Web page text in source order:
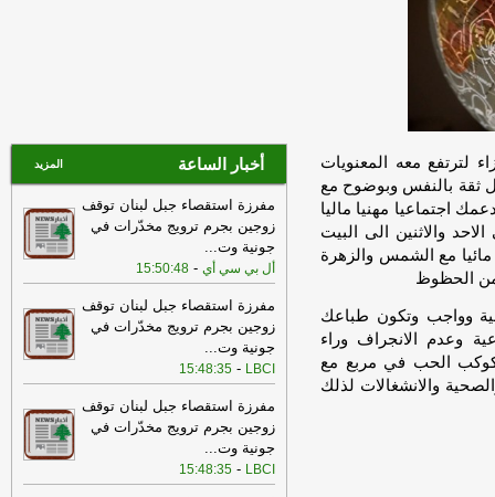
لترتفع معه المعنويات
ثقة بالنفس وبوضوح مع
اجتماعيا مهنيا ماليا
والاثنين الى البيت
مائيا مع الشمس والزهرة
من الحظوظ
وواجب وتكون طباعك
وعدم الانجراف وراء
كوكب الحب في مربع مع
والانشغالات لذلك
آيم-لبنانون
17:04
انتبهوا إلى الطرقات المغلقة..
تدابير سيرٍ في بيروت وبدارو والجعيتاوي-
لبنانون 24
16:38
الوكالة الوطنية للإعلام: الجيش
الإسرائيلي نفذ تفجيرا كبيرا في محيط
مسجد الساحة في زوطر الشرقية -
16:12
الوكالة الوطنية للإعلام: الجيش
الإسرائيلي إستهدف فرق مؤسسة مياه
لبنان الجنوبي أثناء عملهم في عيتا الجبل
أل بي سي أي
12:50
انقلاب جرافة تابعة للجيش
الإسرائيلي بين بلدتَي زوطر الشرقية وزوطر
الغربية أثناء تنفيذها أعمال تجريف قبل أن
أخبار الساعة المزيد
مفرزة استقصاء جبل لبنان توقف
زوجين بجرم ترويج مخدّرات في
جونية وت...
أل بي سي أي -
15:50:48
مفرزة استقصاء جبل لبنان توقف
زوجين بجرم ترويج مخدّرات في
جونية وت...
LBCI
-
15:48:35
مفرزة استقصاء جبل لبنان توقف
زوجين بجرم ترويج مخدّرات في
جونية وت...
LBCI
-
15:48:35